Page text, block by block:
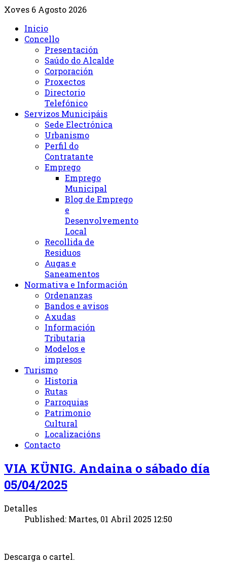
Xoves 6 Agosto 2026
Inicio
Concello
Presentación
Saúdo do Alcalde
Corporación
Proxectos
Directorio
Telefónico
Servizos Municipáis
Sede Electrónica
Urbanismo
Perfil do
Contratante
Emprego
Emprego
Municipal
Blog de Emprego
e
Desenvolvemento
Local
Recollida de
Residuos
Augas e
Saneamentos
Normativa e Información
Ordenanzas
Bandos e avisos
Axudas
Información
Tributaria
Modelos e
impresos
Turismo
Historia
Rutas
Parroquias
Patrimonio
Cultural
Localizacións
Contacto
VIA KÜNIG. Andaina o sábado día
05/04/2025
Detalles
Published: Martes, 01 Abril 2025 12:50
Descarga o cartel.